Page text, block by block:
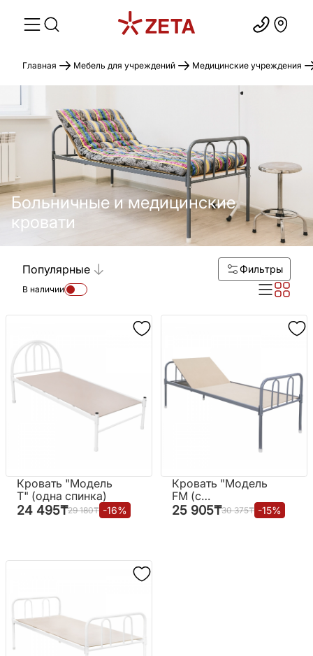
Главная Мебель для учреждений Медицинские учреждения
Больничные и медицинские
кровати
Популярные Фильтры
В наличии
Кровать "Модель
Т" (одна спинка)
24 495₸29 180₸ -16%
Кровать "Модель
FM (с
регулировкой)
25 905₸30 375₸ -15%